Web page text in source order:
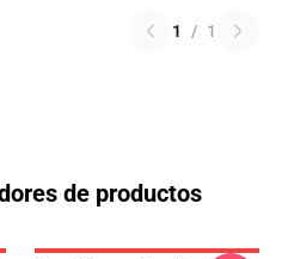
1 / 1
de productos